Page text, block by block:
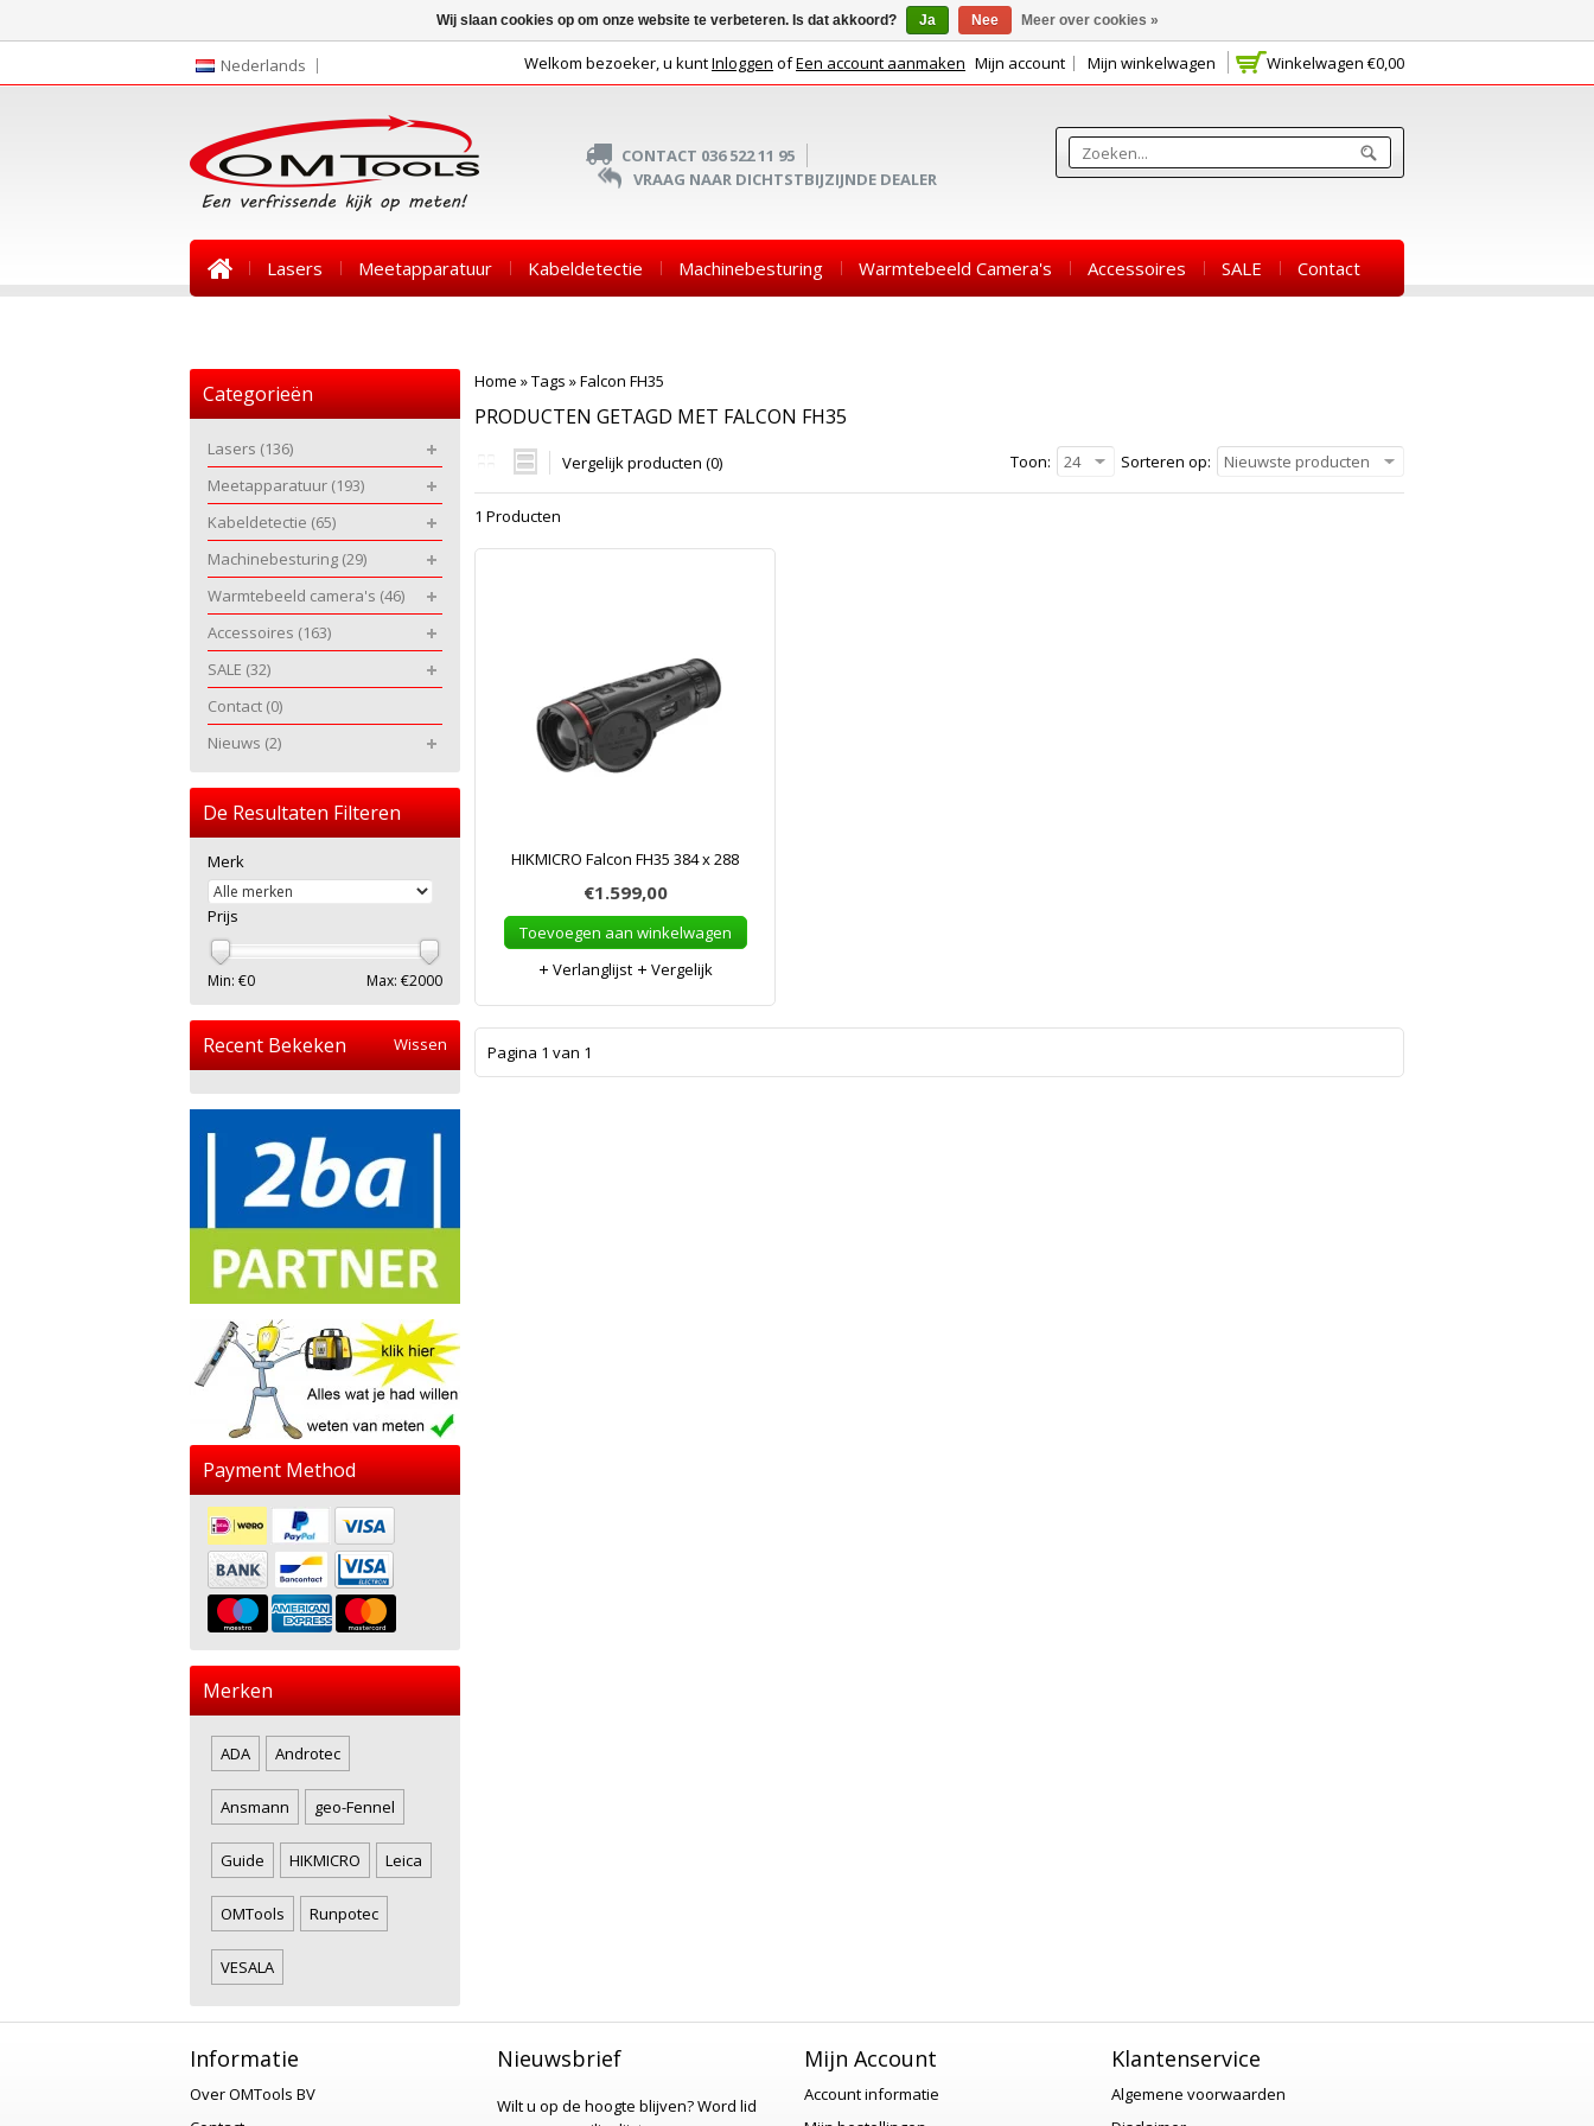
Nederlands Winkelwagen €0,00
Welkom bezoeker, u kuntInloggen ofEen account aanmaken Mijn account Mijn winkelwagen
CONTACT 036 522 11 95
VRAAG NAAR DICHTSTBIJZIJNDE DEALER
Lasers Meetapparatuur Kabeldetectie Machinebesturing Warmtebeeld Camera's Accessoires SALE Contact
Home »Tags »Falcon FH35
PRODUCTEN GETAGD MET FALCON FH35
Vergelijk producten (0) Sorteren op: Nieuwste producten
Toon: 24
1 Producten
HIKMICRO Falcon FH35 384 x 288
€1.599,00
Toevoegen aan winkelwagen
Verlanglijst
Vergelijk
Pagina 1 van 1
Categorieën
Lasers (136)
Meetapparatuur (193)
Kabeldetectie (65)
Machinebesturing (29)
Warmtebeeld camera's (46)
Accessoires (163)
SALE (32)
Contact (0)
Nieuws (2)
De Resultaten Filteren
Merk
Prijs
Min: €0 Max: €2000
Recent Bekeken Wissen
Payment Method
Merken
ADA Androtec
Ansmann geo-Fennel
Guide HIKMICRO Leica
OMTools Runpotec
VESALA
Informatie
Over OMTools BV
Nieuwsbrief
Wilt u op de hoogte blijven?Word lid
Mijn Account
Account informatie
Klantenservice
Algemene voorwaarden
Wij slaan cookies op om onze website te verbeteren. Is dat akkoord? Ja Nee Meer over cookies »